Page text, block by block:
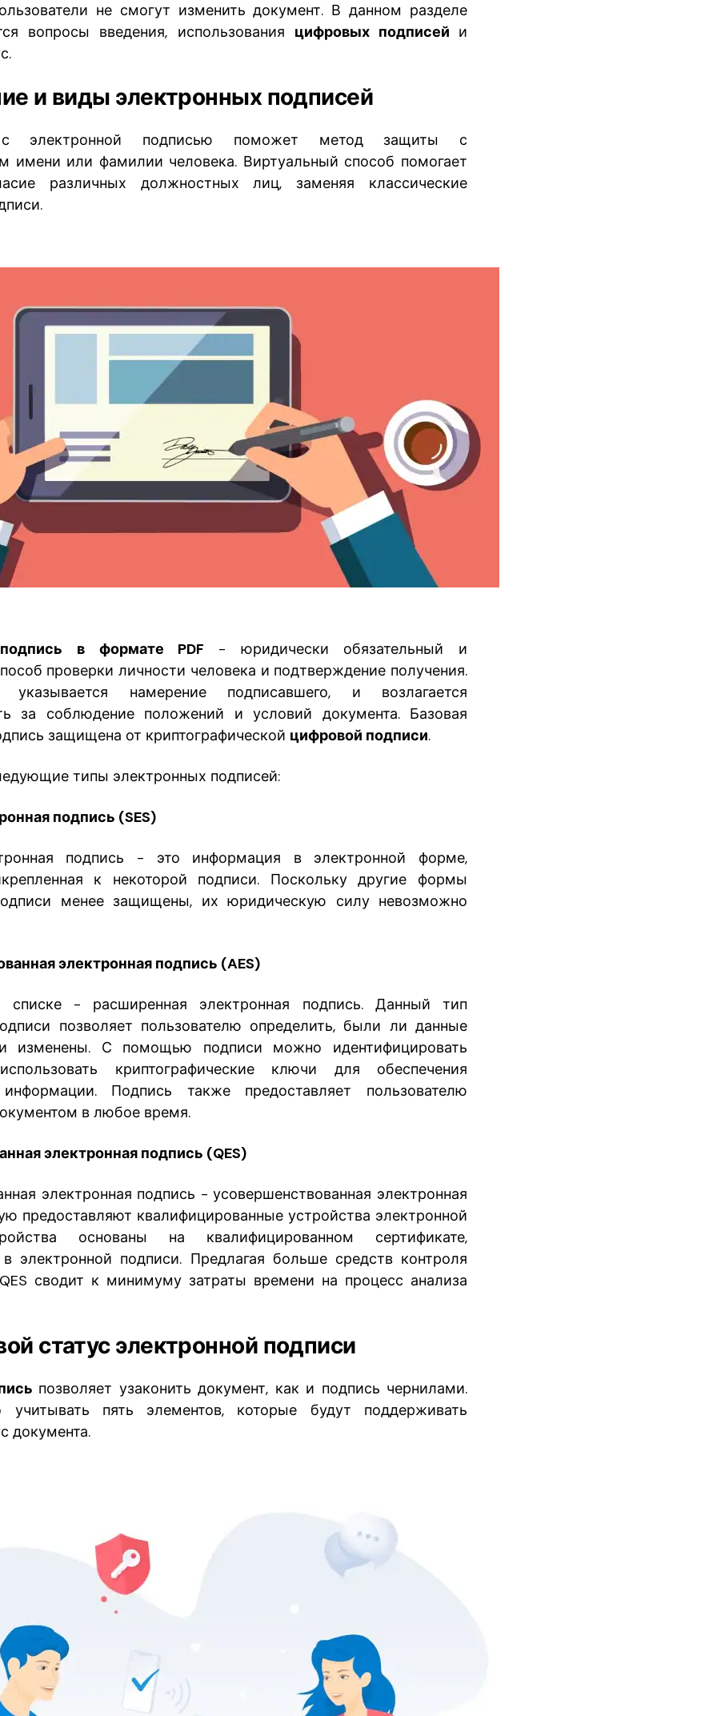
не смогут изменить документ. В данном разделе
вопросы введения, использования цифровых подписей и
и виды электронных подписей
с электронной подписью поможет метод защиты с
имени или фамилии человека. Виртуальный способ помогает
различных должностных лиц, заменяя классические
подпись в формате PDF - юридически обязательный и
проверки личности человека и подтверждение получения.
намерение подписавшего, и возлагается
за соблюдение положений и условий документа. Базовая
защищена от криптографической цифровой подписи.
типы электронных подписей:
подпись (SES)
подпись - это информация в электронной форме,
к некоторой подписи. Поскольку другие формы
менее защищены, их юридическую силу невозможно
электронная подпись (AES)
- расширенная электронная подпись. Данный тип
позволяет пользователю определить, были ли данные
изменены. С помощью подписи можно идентифицировать
криптографические ключи для обеспечения
информации. Подпись также предоставляет пользователю
в любое время.
электронная подпись (QES)
электронная подпись - усовершенствованная электронная
предоставляют квалифицированные устройства электронной
основаны на квалифицированном сертификате,
электронной подписи. Предлагая больше средств контроля
сводит к минимуму затраты времени на процесс анализа
статус электронной подписи
позволяет узаконить документ, как и подпись чернилами.
пять элементов, которые будут поддерживать
документа.